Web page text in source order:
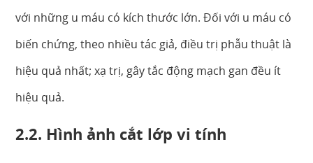
với những u máu có kích thước lớn. Đối với u máu có
biến chứng, theo nhiều tác giả, điều trị phẫu thuật là
hiệu quả nhất; xạ trị, gây tắc động mạch gan đều ít
hiệu quả.
2.2. Hình ảnh cắt lớp vi tính